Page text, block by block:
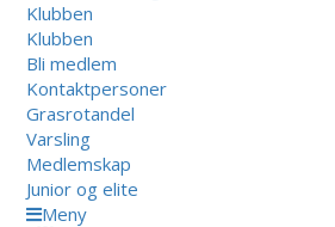
Klubben
Klubben
Bli medlem
Kontaktpersoner
Grasrotandel
Varsling
Medlemskap
Junior og elite
Meny